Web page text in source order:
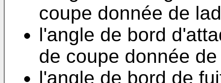
coupe donnée de
l'angle de bord
de coupe donnée
l'angle de bord de